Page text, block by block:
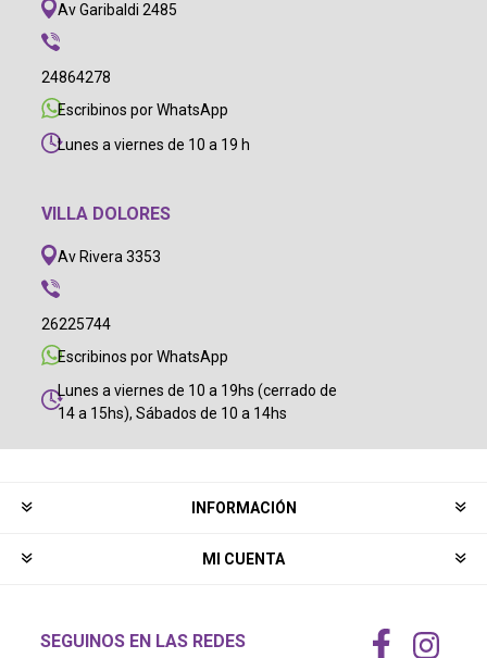
Av Garibaldi 2485
24864278
Escribinos por WhatsApp
Lunes a viernes de 10 a 19 h
VILLA DOLORES
Av Rivera 3353
26225744
Escribinos por WhatsApp
Lunes a viernes de 10 a 19hs (cerrado de
14 a 15hs), Sábados de 10 a 14hs
INFORMACIÓN
MI CUENTA
SEGUINOS EN LAS REDES